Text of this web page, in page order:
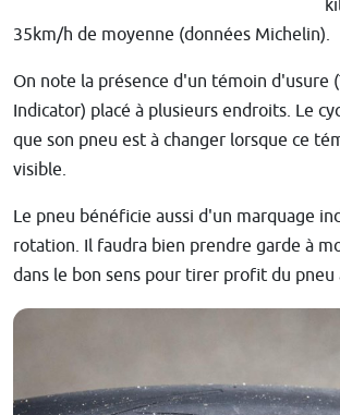
35km/h de moyenne (données Michelin).
On note la présence d'un témoin d'usure
Indicator) placé à plusieurs endroits. Le
que son pneu est à changer lorsque ce
visible.
Le pneu bénéficie aussi d'un marquage
rotation. Il faudra bien prendre garde à
dans le bon sens pour tirer profit du pneu